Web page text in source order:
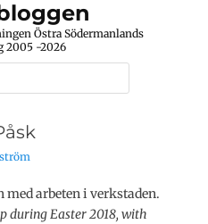
Östra Södermanlands
2005 -2026
med arbeten i verkstaden.
during Easter 2018, with